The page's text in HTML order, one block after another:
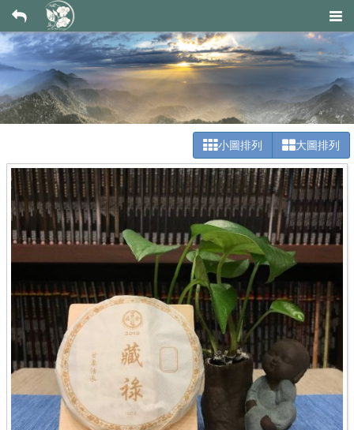
小圖排列 大圖排列